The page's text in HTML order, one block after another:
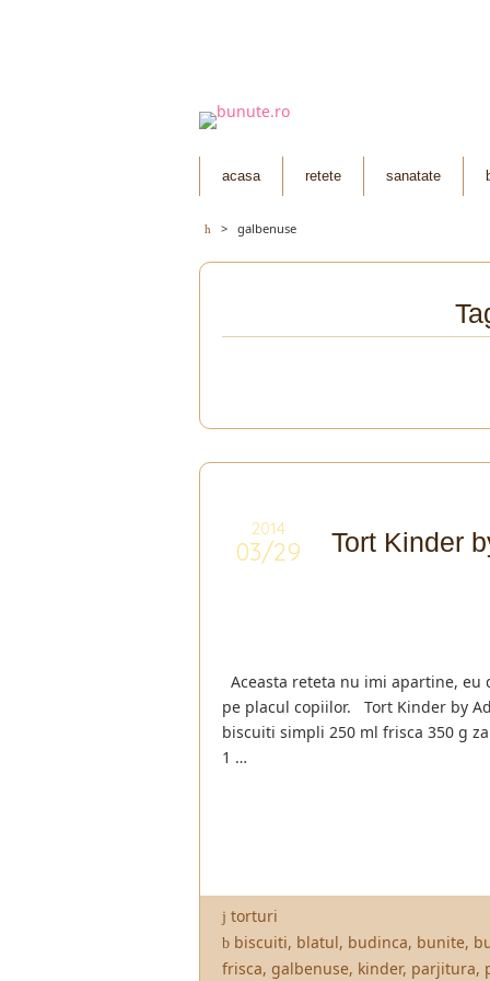
acasa retete sanatate
> galbenuse
2014
03/29 Tort Kinder
Aceasta reteta nu imi apartine, eu
pe placul copiilor. Tort Kinder by
biscuiti simpli 250 ml frisca 350 g
1 …
torturi
biscuiti, blatul, budinca, bunite,
frisca, galbenuse, kinder, parjitura,